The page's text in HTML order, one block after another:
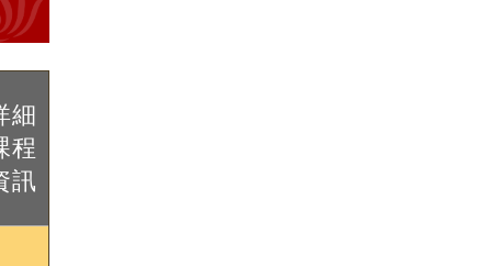
細
程
訊